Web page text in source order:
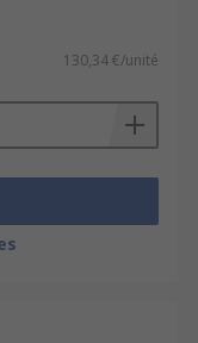
130,34 €/unité